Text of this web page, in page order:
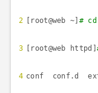
2
3
4
[root@web ~] #
[root@web httpd]
conf conf.d